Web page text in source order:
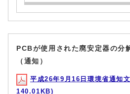
PCBが使用された廃安定器の分
（通知）
平成26年9月16日環境省通知
140.01KB)